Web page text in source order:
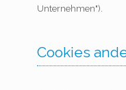
Unternehmen").
Cookies